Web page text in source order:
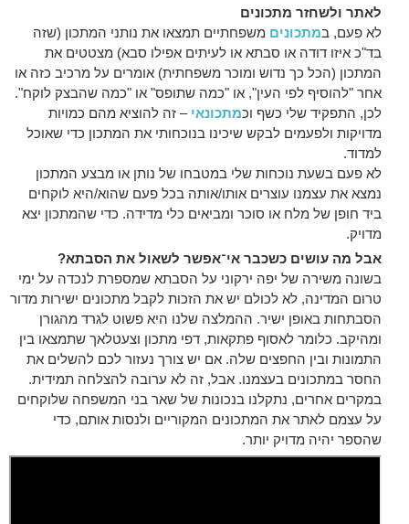
לאתר ולשחזר מתכונים
לא פעם, במתכונים משפחתיים תמצאו את נותני המתכון (שזה
בד"כ איזו דודה או סבתא או לעיתים אפילו סבא) מצטטים את
המתכון (הכל כך נדוש ומוכר משפחתית) אומרים על מרכיב כזה או
אחר "להוסיף לפי העין", או "כמה שתופס" או "כמה שהבצק לוקח".
לכן, התפקיד שלי כשף וכמתכונאי – זה להוציא מהם כמויות
מדויקות ולפעמים לבקש שיכינו בנוכחותי את המתכון כדי שאוכל
למדוד.
לא פעם בשעת נוכחות שלי במטבחו של נותן או מבצע המתכון
נמצא את עצמנו עוצרים אותו/אותה בכל פעם שהוא/היא לוקחים
ביד חופן של מלח או סוכר ומביאים כלי מדידה. כדי שהמתכון יצא
מדויק.
אבל מה עושים כשכבר אי־אפשר לשאול את הסבתא?
בשונה משירה של יפה ירקוני על הסבתא שמספרת לנכדה על ימי
טרום המדינה, לא לכולם יש את הזכות לקבל מתכונים ישירות מדור
הסבתחות באופן ישיר. ההמלצה שלנו היא פשוט לגרד מהגורן
ומהיקב. כלומר לאסוף פתקאות, דפי מתכון וצעטלאך שתמצאו בין
התמונות ובין החפצים שלה. אם יש צורך נעזור לכם להשלים את
החסר במתכונים בעצמנו. אבל, זה לא ערובה להצלחה תמידית.
במקרים אחרים, נתקלנו בנכונות של שאר בני המשפחה שלוקחים
על עצמם לאתר את המתכונים המקוריים ולנסות אותם, כדי
שהספר יהיה מדויק יותר.